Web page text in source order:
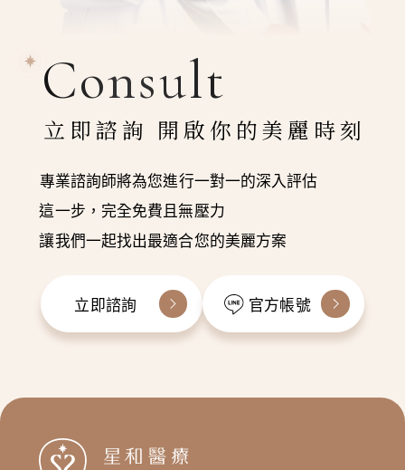
Consult
立即諮詢 開啟你的美麗時刻
專業諮詢師將為您進行一對一的深入評估
這一步，完全免費且無壓力
讓我們一起找出最適合您的美麗方案
立即諮詢 官方帳號